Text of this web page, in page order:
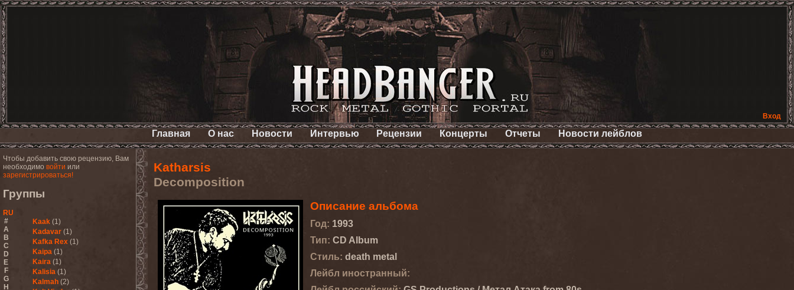
Вход
Главная О нас Новости Интервью Рецензии Концерты Отчеты Новости лейблов
Чтобы добавить свою рецензию, Вам
необходимо войти или
зарегистрироваться!
Группы
RU
#
A
B
C
D
E
F
G
H
Kaak (1)
Kadavar (1)
Kafka Rex (1)
Kaipa (1)
Kaira (1)
Kalisia (1)
Kalmah (2)
Katharsis
Decomposition
Описание альбома
Год: 1993
Тип: CD Album
Стиль: death metal
Лейбл иностранный: